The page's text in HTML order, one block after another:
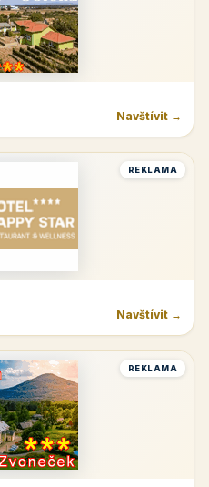
Navštívit →
REKLAMA
Navštívit →
REKLAMA